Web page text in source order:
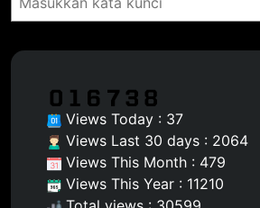
Views Today : 37
Views Last 30 days : 2064
Views This Month : 479
Views This Year : 11210